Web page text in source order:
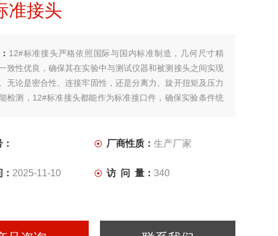
准接头
12#标准接头严格依照国际与国内标准制造，几何尺寸精
致性优良，确保其在实验中与测试仪器和被测接头之间实现
无论是密合性、连接牢固性，还是分离力、旋开扭矩及压力
检测，12#标准接头都能作为标准接口件，确保实验条件统
厂商性质： 生产厂家
2025-11-10 访 问 量： 340